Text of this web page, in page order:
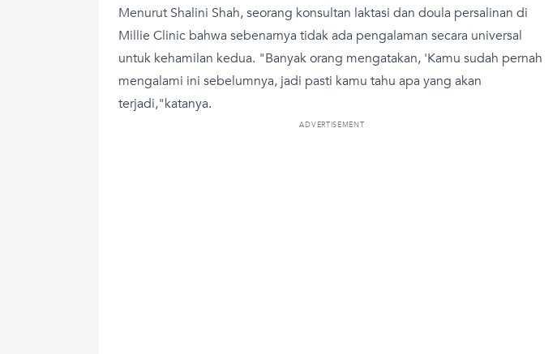
Menurut Shalini Shah, seorang konsultan laktasi dan doula persalinan di
Millie Clinic bahwa sebenarnya tidak ada pengalaman secara universal
untuk kehamilan kedua. "Banyak orang mengatakan, 'Kamu sudah pernah
mengalami ini sebelumnya, jadi pasti kamu tahu apa yang akan
terjadi,"katanya.
ADVERTISEMENT